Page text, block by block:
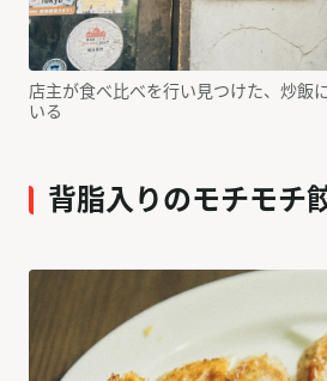
店主が食べ比べを行い見つけた、炒飯
いる
背脂入りのモチモチ